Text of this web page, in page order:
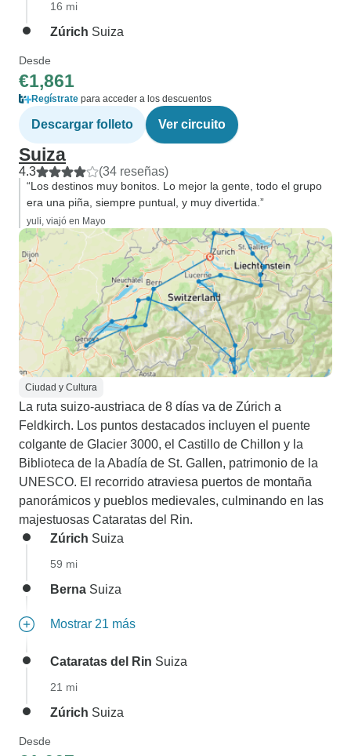
16 mi
Zúrich Suiza
Desde
€1,861
Regístrate para acceder a los descuentos
Descargar folleto Ver circuito
Suiza
4.3 (34 reseñas)
“Los destinos muy bonitos. Lo mejor la gente, todo el grupo
era una piña, siempre puntual, y muy divertida.”
yuli, viajó en Mayo
Ciudad y Cultura
La ruta suizo-austriaca de 8 días va de Zúrich a
Feldkirch. Los puntos destacados incluyen el puente
colgante de Glacier 3000, el Castillo de Chillon y la
Biblioteca de la Abadía de St. Gallen, patrimonio de la
UNESCO. El recorrido atraviesa puertos de montaña
panorámicos y pueblos medievales, culminando en las
majestuosas Cataratas del Rin.
Zúrich Suiza
59 mi
Berna Suiza
Mostrar 21 más
Cataratas del Rin Suiza
21 mi
Zúrich Suiza
Desde